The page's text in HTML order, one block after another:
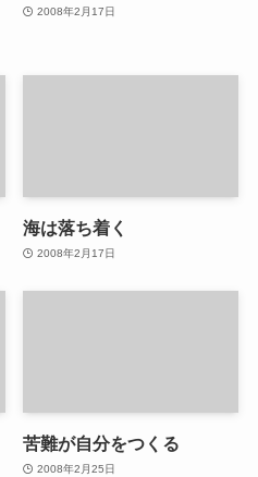
2008年2月17日
海は落ち着く
2008年2月17日
苦難が自分をつくる
2008年2月25日